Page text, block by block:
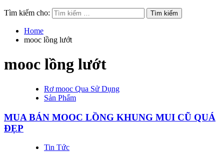
Tìm kiếm cho:
Home
mooc lồng lướt
mooc lồng lướt
Rơ mooc Qua Sử Dụng
Sản Phẩm
MUA BÁN MOOC LỒNG KHUNG MUI CŨ QUÁ
ĐẸP
Tin Tức